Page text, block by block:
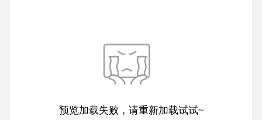
预览加载失败，请重新加载试试~